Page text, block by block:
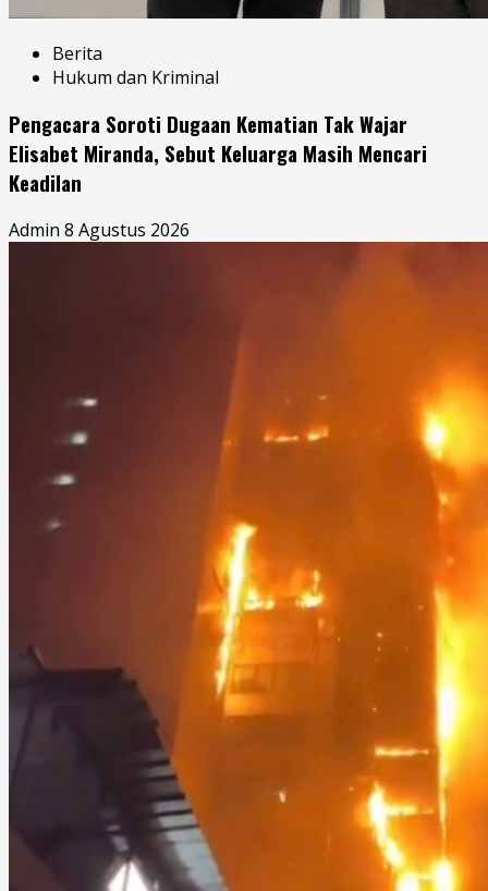
Berita
Hukum dan Kriminal
Pengacara Soroti Dugaan Kematian Tak Wajar
Elisabet Miranda, Sebut Keluarga Masih Mencari
Keadilan
Admin 8 Agustus 2026